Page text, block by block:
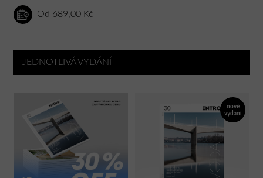
Od 689,00 Kč
JEDNOTLIVÁ VYDÁNÍ
nové
vydání